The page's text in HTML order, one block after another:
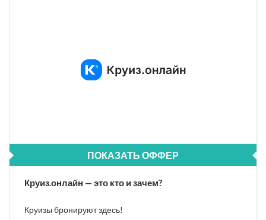
ПОКАЗАТЬ ОФФЕР
Круиз.онлайн — это кто и зачем?
Круизы бронируют здесь!